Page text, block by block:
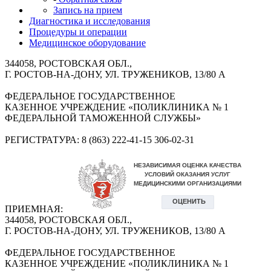
Запись на прием
Диагностика и исследования
Процедуры и операции
Медицинское оборудование
344058, РОСТОВСКАЯ ОБЛ.,
Г. РОСТОВ-НА-ДОНУ, УЛ. ТРУЖЕНИКОВ, 13/80 А
ФЕДЕРАЛЬНОЕ ГОСУДАРСТВЕННОЕ
КАЗЕННОЕ УЧРЕЖДЕНИЕ «ПОЛИКЛИНИКА № 1
ФЕДЕРАЛЬНОЙ ТАМОЖЕННОЙ СЛУЖБЫ»
РЕГИСТРАТУРА: 8 (863) 222-41-15 306-02-31
ПРИЕМНАЯ:
344058, РОСТОВСКАЯ ОБЛ.,
Г. РОСТОВ-НА-ДОНУ, УЛ. ТРУЖЕНИКОВ, 13/80 А
ФЕДЕРАЛЬНОЕ ГОСУДАРСТВЕННОЕ
КАЗЕННОЕ УЧРЕЖДЕНИЕ «ПОЛИКЛИНИКА № 1